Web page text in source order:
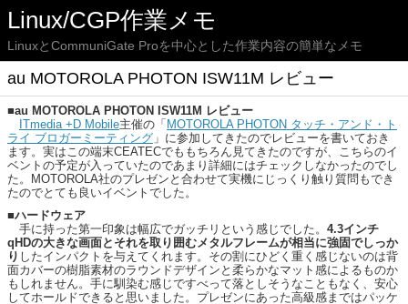
Linux/CGP作業メモ
LinuxとCommuniGate Proを中心とした作業内容の簡単なメモ
au MOTOROLA PHOTON ISW11M レビュー
■au MOTOROLA PHOTON ISW11M レビュー
ITmedia +D Mobile主催の「 MOTOROLA PHOTON タッチ・アンド・ト
ライ ブロガーミーティング 」に参加してきたのでレビューを書いておき
ます。実はこの端末CEATECでももちろん見てきたのですが、こちらのイ
ベントの予定が入っていたのであまり詳細にはチェックしなかったのでし
た。MOTOROLA社のプレゼンと合わせて実機にじっくり触り質問もでき
たのでとても良いイベントでした。
■ハードウェア
手に持った第一印象は幅広でガッチリという感じでした。 4.3インチ
qHDの大きな画面とそれを取り囲むメタルフレームが相当に強固でしっか
り したインパクトを与えてくれます。その割にひどく重く感じないのは背
面カバーの樹脂素材のラウンドデザインと柔らかなマット感によるものか
もしれません。手に馴染む感じですべって落としそうなこともなく、安心
してホールドできると思いました。プレゼンにあった高級感まではパッケ